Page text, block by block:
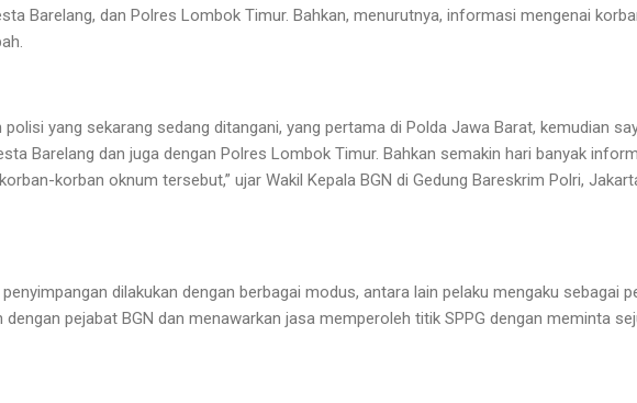
Barelang, dan Polres Lombok Timur. Bahkan, menurutnya, informasi mengenai
polisi yang sekarang sedang ditangani, yang pertama di Polda Jawa Barat, kemudian
Barelang dan juga dengan Polres Lombok Timur. Bahkan semakin hari banyak
korban oknum tersebut,” ujar Wakil Kepala BGN di Gedung Bareskrim Polri,
dilakukan dengan berbagai modus, antara lain pelaku mengaku sebagai
pejabat BGN dan menawarkan jasa memperoleh titik SPPG dengan meminta